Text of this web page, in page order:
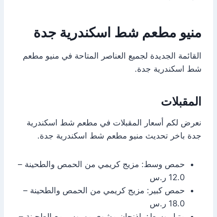
منيو مطعم شط اسكندرية جدة
القائمة الجديدة لجميع العناصر المتاحة في منيو مطعم
شط اسكندرية جدة.
المقبلات
نعرض لكم أسعار المقبلات في مطعم شط اسكندرية
جدة باخر تحديث منيو مطعم شط اسكندرية جدة.
حمص وسط: مزيج كريمي من الحمص والطحينة –
12.0 ر.س
حمص كبير: مزيج كريمي من الحمص والطحينة –
18.0 ر.س